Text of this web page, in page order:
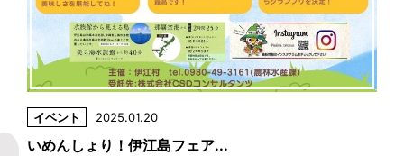
イベント 2025.01.20
いめんしょり！伊江島フェア...